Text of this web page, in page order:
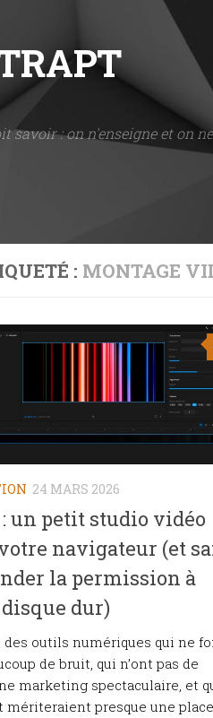
savoir : on n'enseigne et on
: MONTAGE
24 MARS 2026
un petit studio vidéo
navigateur (et
la permission à
dur)
outils numériques qui ne
de bruit, qui n’ont pas de
marketing spectaculaire, et
mériteraient presque une place